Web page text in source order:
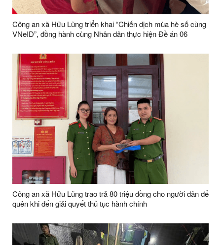
Công an xã Hữu Lũng triển khai “Chiến dịch mùa hè số cùng
VNeID”, đồng hành cùng Nhân dân thực hiện Đề án 06
Công an xã Hữu Lũng trao trả 80 triệu đồng cho người dân để
quên khi đến giải quyết thủ tục hành chính